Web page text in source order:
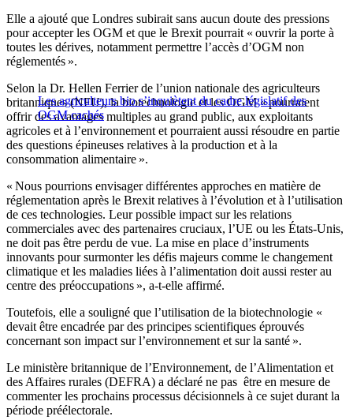
Elle a ajouté que Londres subirait sans aucun doute des pressions
pour accepter les OGM et que le Brexit pourrait « ouvrir la porte à
toutes les dérives, notamment permettre l’accès d’OGM non
réglementés ».
Les agriculteurs bio s’inquiètent du cadre législatif des
OGM cachés
Selon la Dr. Hellen Ferrier de l’union nationale des agriculteurs
britanniques (NFU), la biotechnologie et les OGM « pourraient
offrir des avantages multiples au grand public, aux exploitants
agricoles et à l’environnement et pourraient aussi résoudre en partie
des questions épineuses relatives à la production et à la
consommation alimentaire ».
« Nous pourrions envisager différentes approches en matière de
réglementation après le Brexit relatives à l’évolution et à l’utilisation
de ces technologies. Leur possible impact sur les relations
commerciales avec des partenaires cruciaux, l’UE ou les États-Unis,
ne doit pas être perdu de vue. La mise en place d’instruments
innovants pour surmonter les défis majeurs comme le changement
climatique et les maladies liées à l’alimentation doit aussi rester au
centre des préoccupations », a-t-elle affirmé.
Toutefois, elle a souligné que l’utilisation de la biotechnologie «
devait être encadrée par des principes scientifiques éprouvés
concernant son impact sur l’environnement et sur la santé ».
Le ministère britannique de l’Environnement, de l’Alimentation et
des Affaires rurales (DEFRA) a déclaré ne pas être en mesure de
commenter les prochains processus décisionnels à ce sujet durant la
période préélectorale.